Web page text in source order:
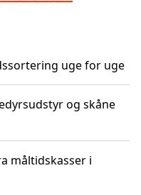
uge for uge
og skåne
måltidskasser i